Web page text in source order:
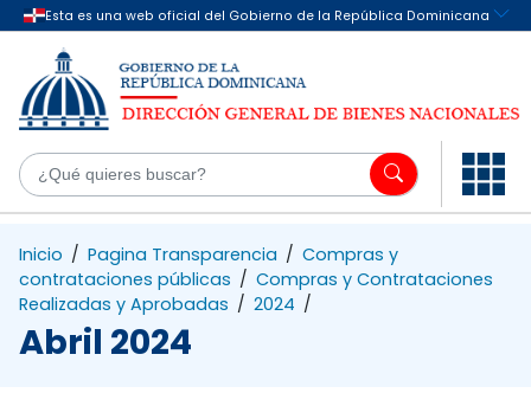
Saltar al contenido principal
Inicio / Pagina Transparencia / Compras y
contrataciones públicas / Compras y Contrataciones
Realizadas y Aprobadas / 2024 /
Abril 2024